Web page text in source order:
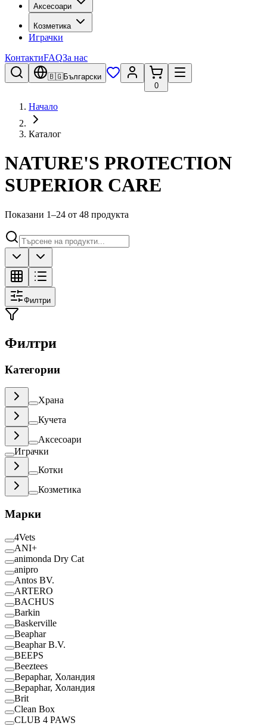
Аксесоари
Козметика
Играчки
КонтактиFAQЗа нас
🇧🇬Български
0
Начало
Каталог
NATURE'S PROTECTION
SUPERIOR CARE
Показани 1–24 от 48 продукта
Филтри
Филтри
Категории
Храна
Кучета
Аксесоари
Играчки
Котки
Козметика
Марки
4Vets
ANI+
animonda Dry Cat
anipro
Antos BV.
ARTERO
BACHUS
Barkin
Baskerville
Beaphar
Beaphar B.V.
BEEPS
Beeztees
Bepaphar, Холандия
Bepaphar, Холандия
Brit
Clean Box
CLUB 4 PAWS